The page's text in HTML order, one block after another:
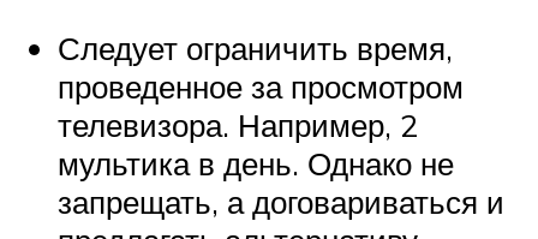
Следует ограничить время,
проведенное за просмотром
телевизора. Например, 2
мультика в день. Однако не
запрещать, а договариваться и